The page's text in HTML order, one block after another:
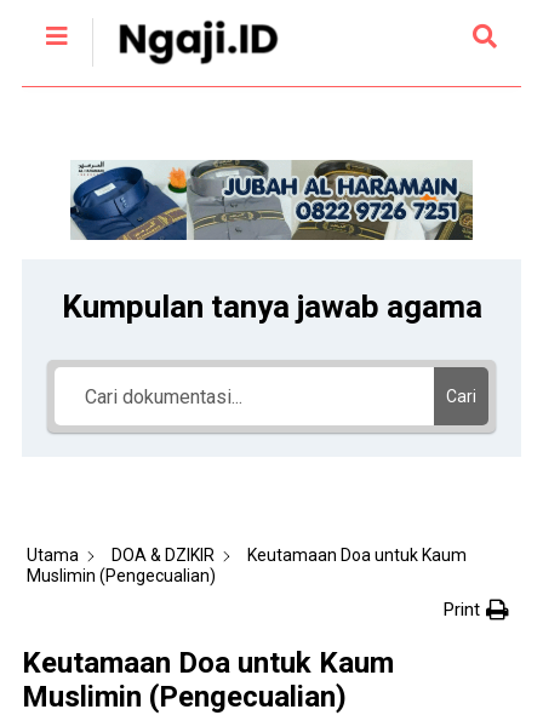
Kumpulan tanya jawab agama
Cari
Utama DOA & DZIKIR
Keutamaan Doa untuk Kaum
Muslimin (Pengecualian)
Print
Keutamaan Doa untuk Kaum
Muslimin (Pengecualian)